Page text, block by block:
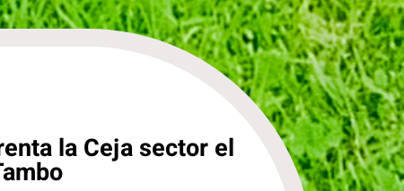
la Ceja sector el